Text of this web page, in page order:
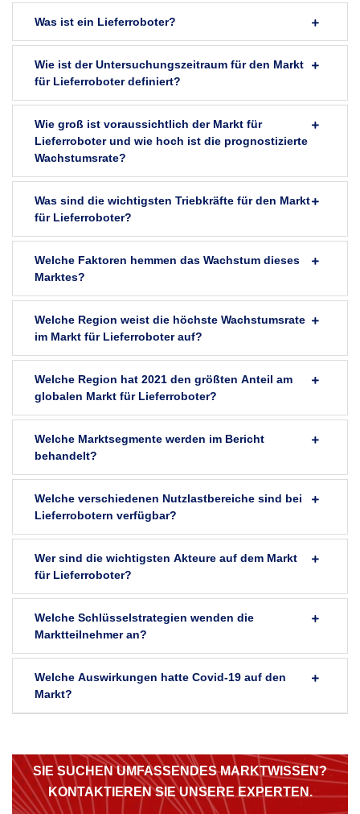
Was ist ein Lieferroboter?
Wie ist der Untersuchungszeitraum für den Markt
für Lieferroboter definiert?
Wie groß ist voraussichtlich der Markt für
Lieferroboter und wie hoch ist die prognostizierte
Wachstumsrate?
Was sind die wichtigsten Triebkräfte für den Markt
für Lieferroboter?
Welche Faktoren hemmen das Wachstum dieses
Marktes?
Welche Region weist die höchste Wachstumsrate
im Markt für Lieferroboter auf?
Welche Region hat 2021 den größten Anteil am
globalen Markt für Lieferroboter?
Welche Marktsegmente werden im Bericht
behandelt?
Welche verschiedenen Nutzlastbereiche sind bei
Lieferrobotern verfügbar?
Wer sind die wichtigsten Akteure auf dem Markt
für Lieferroboter?
Welche Schlüsselstrategien wenden die
Marktteilnehmer an?
Welche Auswirkungen hatte Covid-19 auf den
Markt?
SIE SUCHEN UMFASSENDES MARKTWISSEN?
KONTAKTIEREN SIE UNSERE EXPERTEN.